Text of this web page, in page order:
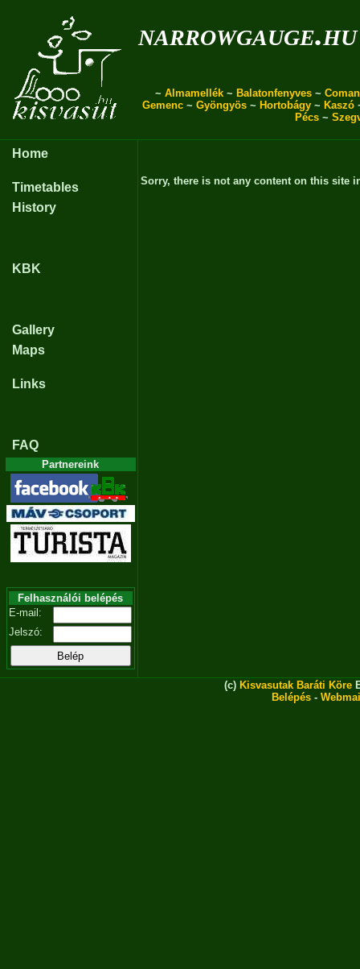
narrowgauge.hu
~ Almamellék ~ Balatonfenyves ~
Gemenc ~ Gyöngyös ~ Hortobágy ~ Kaszó
Pécs ~
Home
Timetables
History
KBK
Gallery
Maps
Links
FAQ
Partnereink
Felhasználói belépés
E-mail:
Jelszó:
Sorry, there is not any content on this site
(c) Kisvasutak Baráti Köre
Belépés -